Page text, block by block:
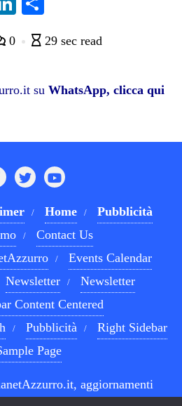
ed di
di
0 29 sec read
su WhatsApp, clicca qui
Home
Pubblicità
Contact Us
Events Calendar
Newsletter
Newsletter
Content Centered
Pubblicità
Right Sidebar
Page
aggiornamenti